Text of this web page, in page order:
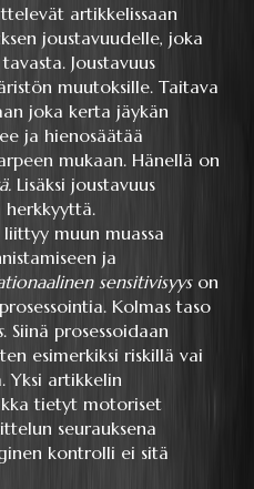
artikkelissaan
joustavuudelle, joka
Joustavuus
muutoksille. Taitava
joka kerta jäykän
ja hienosäätää
mukaan. Hänellä on
Lisäksi joustavuus
muun muassa
ja
sensitivisyyson
Kolmas taso
. Siinä prosessoidaan
esimerkiksi riskillä vai
Yksi artikkelin
tietyt motoriset
seurauksena
kontrolli ei sitä